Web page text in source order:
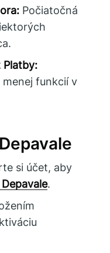
Počiatočná
Platby:
funkcií v
si účet, aby
.